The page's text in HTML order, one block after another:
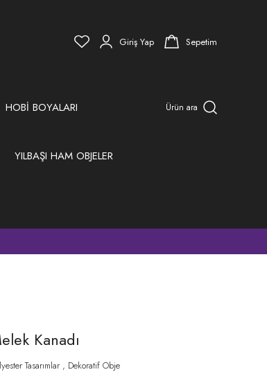
Giriş Yap Sepetim
HOBİ BOYALARI
YILBAŞI HAM OBJELER
Ürün ara
Kanadı
Tasarımlar , Dekoratif Obje